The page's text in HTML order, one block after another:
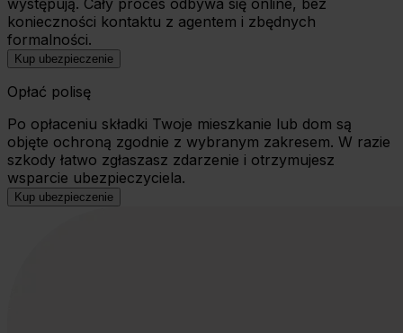
konieczności kontaktu z agentem i zbędnych
formalności.
Kup ubezpieczenie
Opłać polisę
Po opłaceniu składki Twoje mieszkanie lub dom są
objęte ochroną zgodnie z wybranym zakresem. W razie
szkody łatwo zgłaszasz zdarzenie i otrzymujesz
wsparcie ubezpieczyciela.
Kup ubezpieczenie